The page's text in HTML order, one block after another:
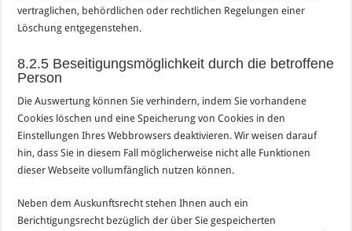
vertraglichen, behördlichen oder rechtlichen Regelungen einer
Löschung entgegenstehen.
8.2.5 Beseitigungsmöglichkeit durch die betroffene
Person
Die Auswertung können Sie verhindern, indem Sie vorhandene
Cookies löschen und eine Speicherung von Cookies in den
Einstellungen Ihres Webbrowsers deaktivieren. Wir weisen darauf
hin, dass Sie in diesem Fall möglicherweise nicht alle Funktionen
dieser Webseite vollumfänglich nutzen können.
Neben dem Auskunftsrecht stehen Ihnen auch ein
Berichtigungsrecht bezüglich der über Sie gespeicherten